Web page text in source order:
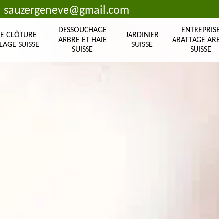
sauzergeneve@gmail.com
CLÔTURE
SUISSE
DESSOUCHAGE
ARBRE ET HAIE
SUISSE
JARDINIER
SUISSE
ABATTAGE
SUISSE